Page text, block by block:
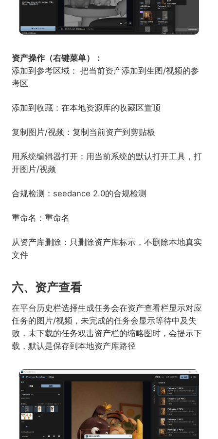
资产操作（右键菜单）：
添加到参考区域： 把当前资产添加到生图/视频的参
考区
添加到收藏：在本地资源库的收藏区置顶
复制图片/视频：复制当前资产到剪贴板
用系统编辑器打开：用当前系统的默认打开工具，打
开图片/视频
合规检测：seedance 2.0的合规检测
重命名：重命名
从资产库删除：只删除资产库标示，不删除本地真实
文件
六、资产查看
在平台历史栏选择生成任务会在资产查看栏显示对应
任务的图片/视频，未完成的任务会显示等待中及失
败，未下载的任务双击资产栏的缩略图时，会提示下
载，默认是保存到本地资产库路径